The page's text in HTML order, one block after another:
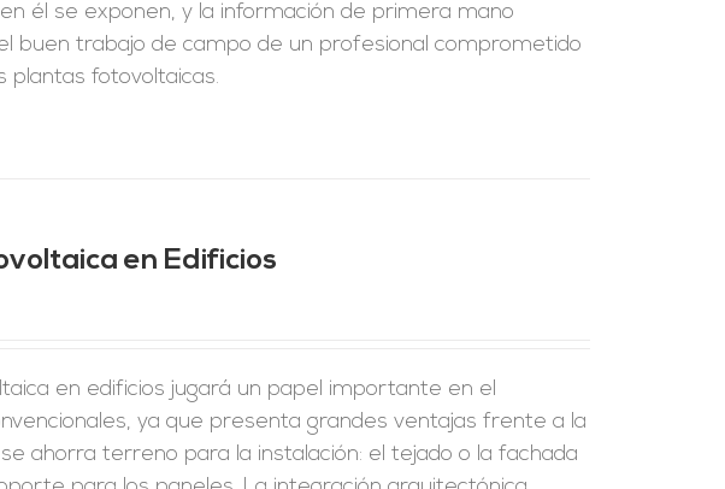
él se exponen, y la información de primera mano
buen trabajo de campo de un profesional comprometido
plantas fotovoltaicas.
en Edificios
en edificios jugará un papel importante en el
ya que presenta grandes ventajas frente a la
ahorra terreno para la instalación: el tejado o la fachada